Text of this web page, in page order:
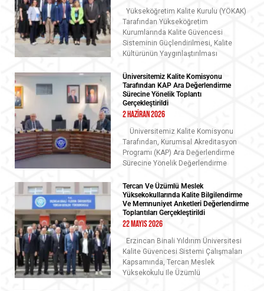
Yükseköğretim Kalite Kurulu (YÖKAK)
Tarafından Yükseköğretim
Kurumlarında Kalite Güvencesi
Sisteminin Güçlendirilmesi, Kalite
Kültürünün Yaygınlaştırılması
Üniversitemiz Kalite Komisyonu
Tarafından KAP Ara Değerlendirme
Sürecine Yönelik Toplantı
Gerçekleştirildi
2 Haziran 2026
Üniversitemiz Kalite Komisyonu
Tarafından, Kurumsal Akreditasyon
Programı (KAP) Ara Değerlendirme
Sürecine Yönelik Değerlendirme
Tercan Ve Üzümlü Meslek
Yüksekokullarında Kalite Bilgilendirme
Ve Memnuniyet Anketleri Değerlendirme
Toplantıları Gerçekleştirildi
22 Mayıs 2026
Erzincan Binali Yıldırım Üniversitesi
Kalite Güvencesi Sistemi Çalışmaları
Kapsamında, Tercan Meslek
Yüksekokulu Ile Üzümlü